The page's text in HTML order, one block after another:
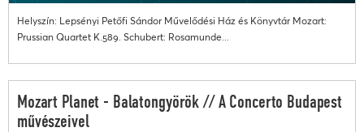
Helyszín: Lepsényi Petőfi Sándor Művelődési Ház és Könyvtár Mozart:
Prussian Quartet K.589. Schubert: Rosamunde...
Mozart Planet - Balatongyörök // A Concerto Budapest
művészeivel